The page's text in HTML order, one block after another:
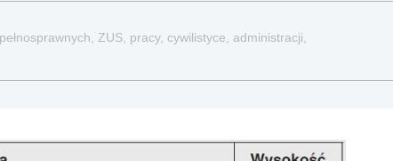
ZUS, pracy, cywilistyce, administracji,